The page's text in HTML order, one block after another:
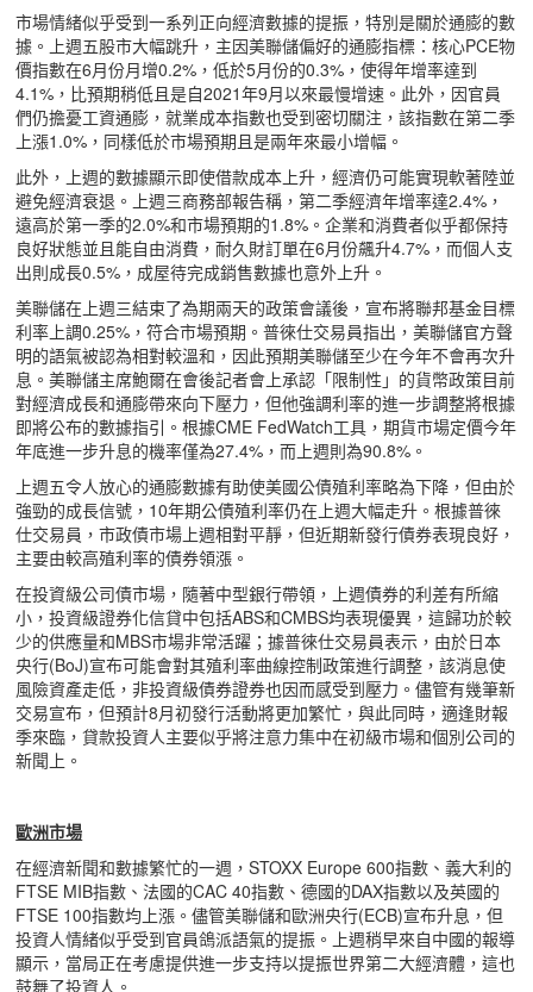
市場情緒似乎受到一系列正向經濟數據的提振，特別是關於通膨的數
據。上週五股市大幅跳升，主因美聯儲偏好的通膨指標：核心PCE物
價指數在6月份月增0.2%，低於5月份的0.3%，使得年增率達到
4.1%，比預期稍低且是自2021年9月以來最慢增速。此外，因官員
們仍擔憂工資通膨，就業成本指數也受到密切關注，該指數在第二季
上漲1.0%，同樣低於市場預期且是兩年來最小增幅。
此外，上週的數據顯示即使借款成本上升，經濟仍可能實現軟著陸並
避免經濟衰退。上週三商務部報告稱，第二季經濟年增率達2.4%，
遠高於第一季的2.0%和市場預期的1.8%。企業和消費者似乎都保持
良好狀態並且能自由消費，耐久財訂單在6月份飆升4.7%，而個人支
出則成長0.5%，成屋待完成銷售數據也意外上升。
美聯儲在上週三結束了為期兩天的政策會議後，宣布將聯邦基金目標
利率上調0.25%，符合市場預期。普徠仕交易員指出，美聯儲官方聲
明的語氣被認為相對較溫和，因此預期美聯儲至少在今年不會再次升
息。美聯儲主席鮑爾在會後記者會上承認「限制性」的貨幣政策目前
對經濟成長和通膨帶來向下壓力，但他強調利率的進一步調整將根據
即將公布的數據指引。根據CME FedWatch工具，期貨市場定價今年
年底進一步升息的機率僅為27.4%，而上週則為90.8%。
上週五令人放心的通膨數據有助使美國公債殖利率略為下降，但由於
強勁的成長信號，10年期公債殖利率仍在上週大幅走升。根據普徠
仕交易員，市政債市場上週相對平靜，但近期新發行債券表現良好，
主要由較高殖利率的債券領漲。
在投資級公司債市場，隨著中型銀行帶領，上週債券的利差有所縮
小，投資級證券化信貸中包括ABS和CMBS均表現優異，這歸功於較
少的供應量和MBS市場非常活躍；據普徠仕交易員表示，由於日本
央行(BoJ)宣布可能會對其殖利率曲線控制政策進行調整，該消息使
風險資產走低，非投資級債券證券也因而感受到壓力。儘管有幾筆新
交易宣布，但預計8月初發行活動將更加繁忙，與此同時，適逢財報
季來臨，貸款投資人主要似乎將注意力集中在初級市場和個別公司的
新聞上。
歐洲市場
在經濟新聞和數據繁忙的一週，STOXX Europe 600指數、義大利的
FTSE MIB指數、法國的CAC 40指數、德國的DAX指數以及英國的
FTSE 100指數均上漲。儘管美聯儲和歐洲央行(ECB)宣布升息，但
投資人情緒似乎受到官員鴿派語氣的提振。上週稍早來自中國的報導
顯示，當局正在考慮提供進一步支持以提振世界第二大經濟體，這也
鼓舞了投資人。